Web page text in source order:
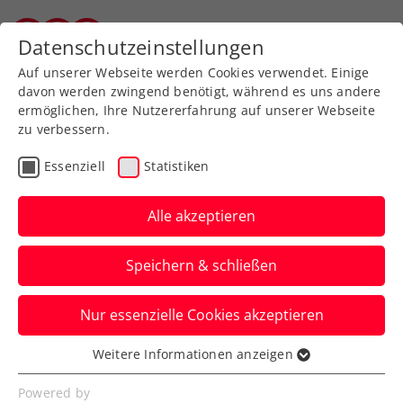
Zurück zur Newsübersicht
Davis Cup
KURIER Austria Davis Cup
Team muss im Krimi
gegen Ungarn ins 5.
Match
Nach den Niederlagen von Lucas Miedler
/ Alexander Erler und Lukas Neumayer
soll es Jurij Rodionov richten.
Datenschutzeinstellungen
Auf unserer Webseite werden Cookies verwendet. Einige
davon werden zwingend benötigt, während es uns andere
ermöglichen, Ihre Nutzererfahrung auf unserer Webseite
zu verbessern.
Essenziell Statistiken
Alle akzeptieren
Speichern & schließen
Nur essenzielle Cookies akzeptieren
Essenziell
Essenzielle Cookies werden für grundlegende
Weitere Informationen anzeigen
Powered by